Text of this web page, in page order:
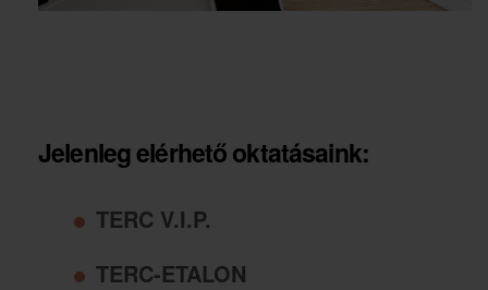
Jelenleg elérhető oktatásaink:
TERC V.I.P.
TERC-ETALON